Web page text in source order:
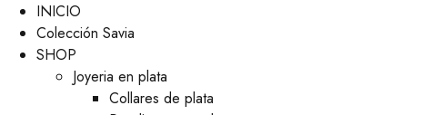
INICIO
Colección Savia
SHOP
Joyeria en plata
Collares de plata